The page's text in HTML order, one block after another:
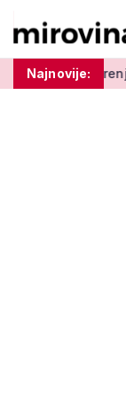
Najnovije:
Druženje,